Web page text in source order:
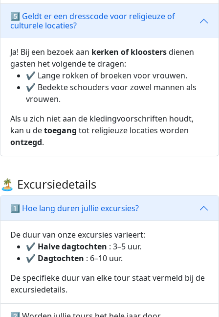
5️⃣ Geldt er een dresscode voor religieuze of
culturele locaties?
Ja! Bij een bezoek aan kerken of kloostersdienen
gasten het volgende te dragen:
✔ Lange rokken of broeken voor vrouwen.
✔ Bedekte schouders voor zowel mannen als
vrouwen.
Als u zich niet aan de kledingvoorschriften houdt,
kan u detoegang tot religieuze locaties worden
ontzegd.
🏝️ Excursiedetails
1️⃣ Hoe lang duren jullie excursies?
De duur van onze excursies varieert:
✔ Halve dagtochten : 3–5 uur.
✔ Dagtochten : 6–10 uur.
De specifieke duur van elke tour staat vermeld bij de
excursiedetails.